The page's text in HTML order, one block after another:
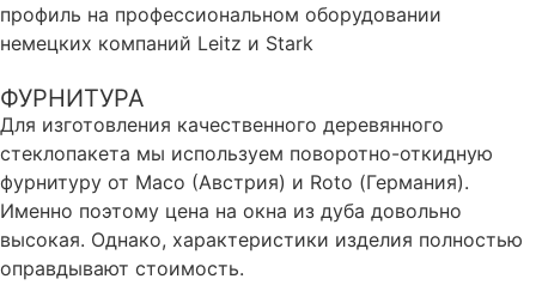
профиль на профессиональном оборудовании
немецких компаний Leitz и Stark
ФУРНИТУРА
Для изготовления качественного деревянного
стеклопакета мы используем поворотно-откидную
фурнитуру от Масо (Австрия) и Roto (Германия).
Именно поэтому цена на окна из дуба довольно
высокая. Однако, характеристики изделия полностью
оправдывают стоимость.